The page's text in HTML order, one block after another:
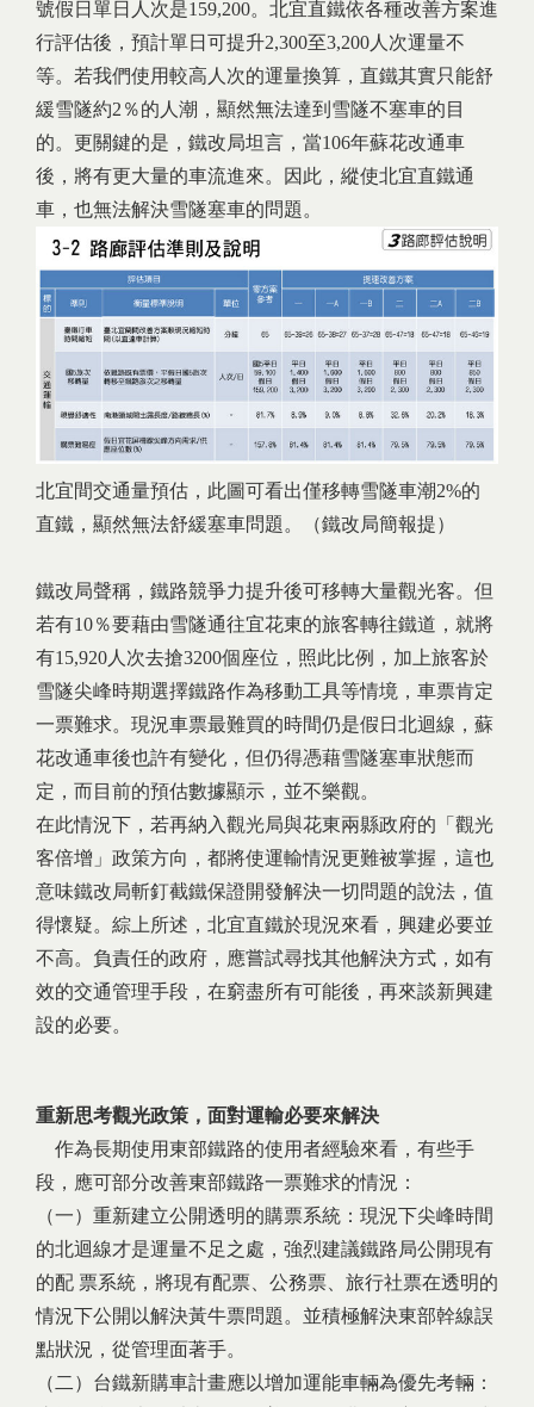
號假日單日人次是159,200。北宜直鐵依各種改善方案進
行評估後，預計單日可提升2,300至3,200人次運量不
等。若我們使用較高人次的運量換算，直鐵其實只能舒
緩雪隧約2％的人潮，顯然無法達到雪隧不塞車的目
的。更關鍵的是，鐵改局坦言，當106年蘇花改通車
後，將有更大量的車流進來。因此，縱使北宜直鐵通
車，也無法解決雪隧塞車的問題。
北宜間交通量預估，此圖可看出僅移轉雪隧車潮2%的
直鐵，顯然無法舒緩塞車問題。（鐵改局簡報提）
鐵改局聲稱，鐵路競爭力提升後可移轉大量觀光客。但
若有10％要藉由雪隧通往宜花東的旅客轉往鐵道，就將
有15,920人次去搶3200個座位，照此比例，加上旅客於
雪隧尖峰時期選擇鐵路作為移動工具等情境，車票肯定
一票難求。現況車票最難買的時間仍是假日北迴線，蘇
花改通車後也許有變化，但仍得憑藉雪隧塞車狀態而
定，而目前的預估數據顯示，並不樂觀。
在此情況下，若再納入觀光局與花東兩縣政府的「觀光
客倍增」政策方向，都將使運輸情況更難被掌握，這也
意味鐵改局斬釘截鐵保證開發解決一切問題的說法，值
得懷疑。綜上所述，北宜直鐵於現況來看，興建必要並
不高。負責任的政府，應嘗試尋找其他解決方式，如有
效的交通管理手段，在窮盡所有可能後，再來談新興建
設的必要。
重新思考觀光政策，面對運輸必要來解決
作為長期使用東部鐵路的使用者經驗來看，有些手
段，應可部分改善東部鐵路一票難求的情況：
（一）重新建立公開透明的購票系統：現況下尖峰時間
的北迴線才是運量不足之處，強烈建議鐵路局公開現有
的配 票系統，將現有配票、公務票、旅行社票在透明的
情況下公開以解決黃牛票問題。並積極解決東部幹線誤
點狀況，從管理面著手。
（二）台鐵新購車計畫應以增加運能車輛為優先考輛：